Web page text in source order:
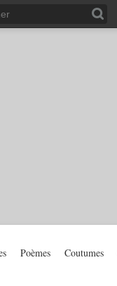
Poèmes Coutumes